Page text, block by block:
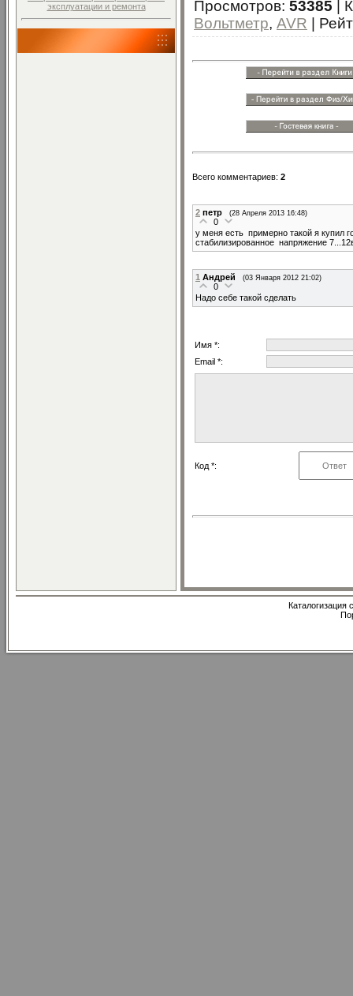
эксплуатации и ремонта
Просмотров: 53385
Вольтметр, AVR |
Всего комментариев: 2
2 петр (28 Апреля 2013 16:48)
0
у меня есть примерно такой я купил
стабилизированное напряжение
1 Андрей (03 Января 2012 21:02)
0
Надо себе такой сделать
Имя *:
Email *:
Код *:
Каталогизация